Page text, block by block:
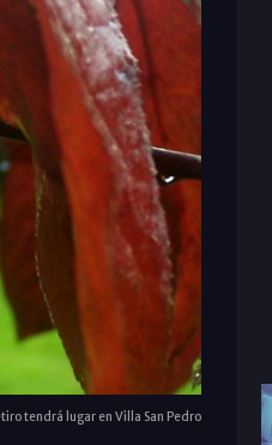
tendrá lugar en Villa San Pedro